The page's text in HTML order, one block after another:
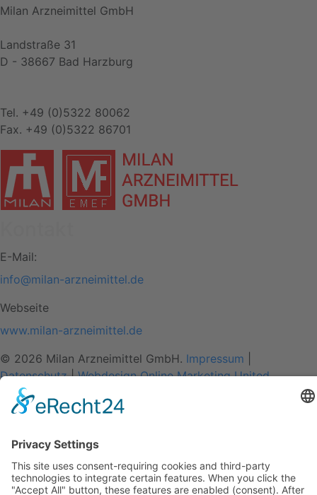
Milan Arzneimittel GmbH
Landstraße 31
D - 38667 Bad Harzburg
Tel. +49 (0)5322 80062
Fax. +49 (0)5322 86701
E-Mail:
info@milan-arzneimittel.de
Webseite
www.milan-arzneimittel.de
© 2026 Milan Arzneimittel GmbH. Impressum
Datenschutz|Webdesign Online Marketing United
Hauptmenu
Home
Wirkung
Anwendung
Erhältlich